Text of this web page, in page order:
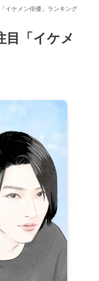
イケメン俳優」ランキング
目「イケメ